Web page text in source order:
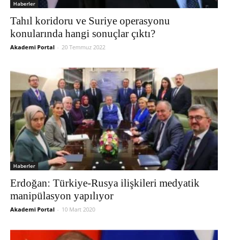
Haberler
Tahıl koridoru ve Suriye operasyonu
konularında hangi sonuçlar çıktı?
Akademi Portal - 20 Temmuz 2022
Haberler
Erdoğan: Türkiye-Rusya ilişkileri medyatik
manipülasyon yapılıyor
Akademi Portal - 10 Mart 2020